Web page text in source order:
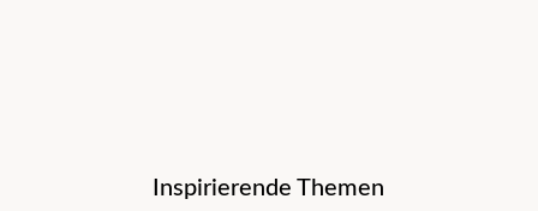
Inspirierende Themen